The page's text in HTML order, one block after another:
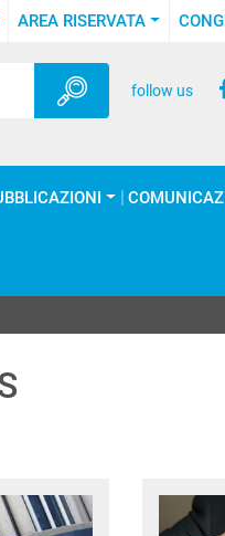
AREA RISERVATA
follow us